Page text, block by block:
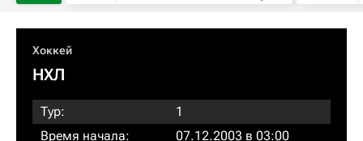
Хоккей
НХЛ
Тур:
1
Время начала:
07.12.2003 в 03:00